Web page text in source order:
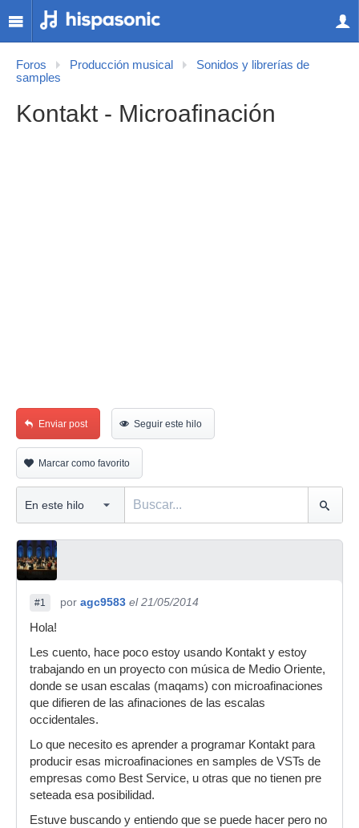
Foros Producción musical
Sonidos y librerías de
samples
Kontakt - Microafinación
Enviar post Seguir este hilo
Marcar como favorito
#1 por agc9583 el 21/05/2014
Hola!
Les cuento, hace poco estoy usando Kontakt y estoy
trabajando en un proyecto con música de Medio Oriente,
donde se usan escalas (maqams) con microafinaciones
que difieren de las afinaciones de las escalas
occidentales.
Lo que necesito es aprender a programar Kontakt para
producir esas microafinaciones en samples de VSTs de
empresas como Best Service, u otras que no tienen pre
seteada esa posibilidad.
Estuve buscando y entiendo que se puede hacer pero no